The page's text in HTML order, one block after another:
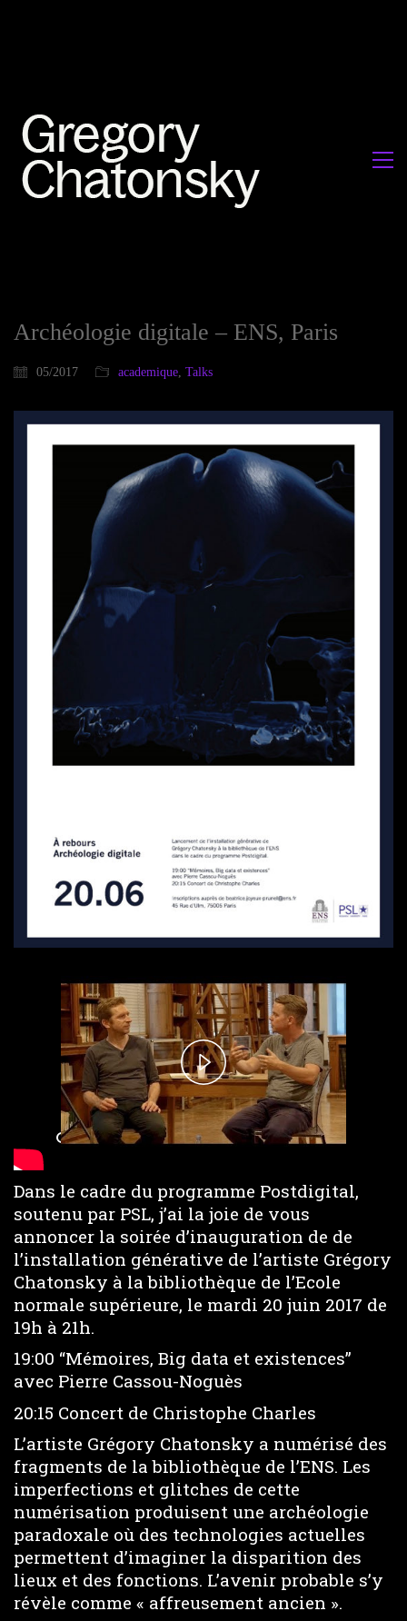
Archéologie digitale – ENS, Paris
05/2017 academique, Talks
Play
Video
Dans le cadre du programme Postdigital,
soutenu par PSL, j’ai la joie de vous
annoncer la soirée d’inauguration de de
l’installation générative de l’artiste Grégory
Chatonsky à la bibliothèque de l’Ecole
normale supérieure, le mardi 20 juin 2017 de
19h à 21h.
19:00 “Mémoires, Big data et existences”
avec Pierre Cassou-Noguès
20:15 Concert de Christophe Charles
L’artiste Grégory Chatonsky a numérisé des
fragments de la bibliothèque de l’ENS. Les
imperfections et glitches de cette
numérisation produisent une archéologie
paradoxale où des technologies actuelles
permettent d’imaginer la disparition des
lieux et des fonctions. L’avenir probable s’y
révèle comme « affreusement ancien ».